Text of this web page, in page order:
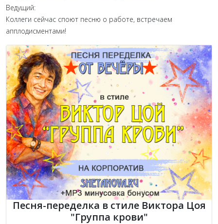
Ведущий:
Коллеги сейчас споют песню о работе, встречаем
апплодисментами!
Песня-переделка в стиле Виктора Цоя
"Группа крови"